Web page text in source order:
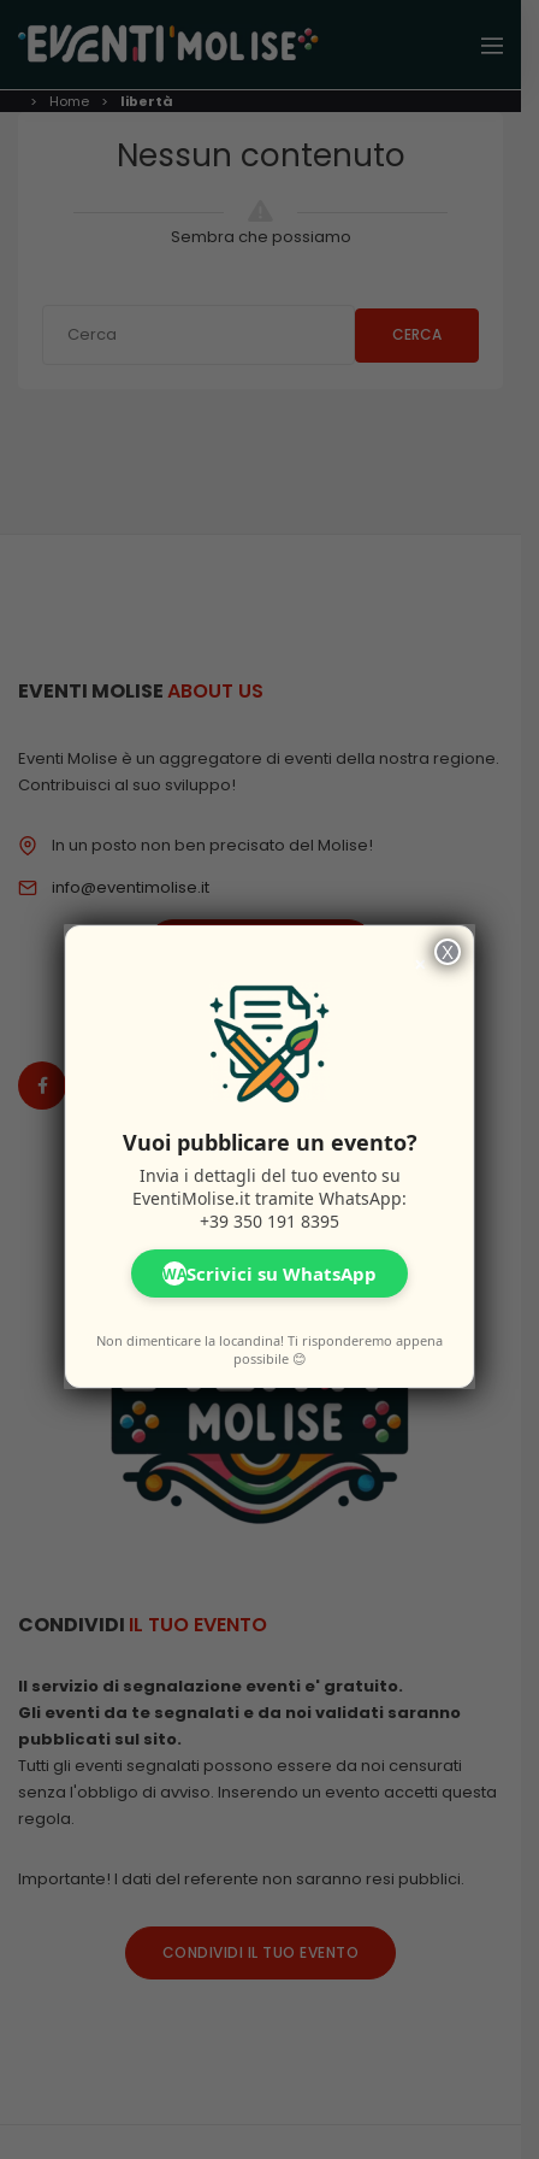
Home libertà
Nessun contenuto
Sembra che possiamo
CERCA
EVENTI MOLISEABOUT US
Eventi Molise è un aggregatore di eventi della nostra regione.
Contribuisci al suo sviluppo!
In un posto non ben precisato del Molise!
info@eventimolise.it
DISCLAIMER
CONDIVIDI IL TUO EVENTO
Il servizio di segnalazione eventi e' gratuito.
Gli eventi da te segnalati e da noi validati saranno
pubblicati sul sito.
Tutti gli eventi segnalati possono essere da noi censurati
senza l'obbligo di avviso. Inserendo un evento accetti questa
regola.
Importante! I dati del referente non saranno resi pubblici.
CONDIVIDI IL TUO EVENTO
×
Vuoi pubblicare un evento?
Invia i dettagli del tuo evento su
EventiMolise.it tramite WhatsApp:
+39 350 191 8395
WAScrivici su WhatsApp
Non dimenticare la locandina! Ti risponderemo appena
possibile 😊
X